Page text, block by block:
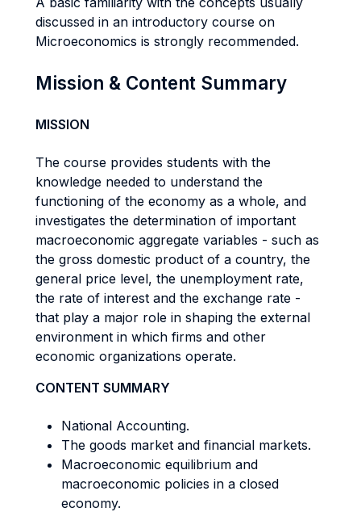
discussed in an introductory course on
Microeconomics is strongly recommended.
Mission & Content Summary
MISSION
The course provides students with the
knowledge needed to understand the
functioning of the economy as a whole, and
investigates the determination of important
macroeconomic aggregate variables - such as
the gross domestic product of a country, the
general price level, the unemployment rate,
the rate of interest and the exchange rate -
that play a major role in shaping the external
environment in which firms and other
economic organizations operate.
CONTENT SUMMARY
National Accounting.
The goods market and financial markets.
Macroeconomic equilibrium and
macroeconomic policies in a closed
economy.